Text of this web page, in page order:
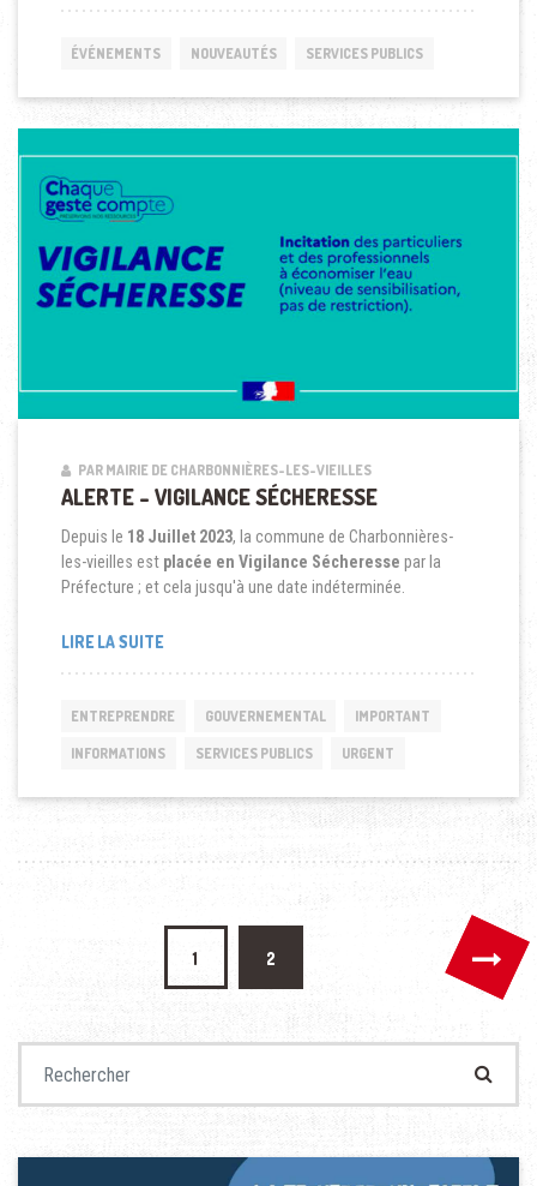
ÉVÉNEMENTS NOUVEAUTÉS SERVICES PUBLICS
PAR MAIRIE DE CHARBONNIÈRES-LES-VIEILLES
ALERTE – VIGILANCE SÉCHERESSE
Depuis le 18 Juillet 2023, la commune de Charbonnières-
les-vieilles est placée en Vigilance Sécheresse par la
Préfecture ; et cela jusqu'à une date indéterminée.
LIRE LA SUITE
ENTREPRENDRE GOUVERNEMENTAL IMPORTANT
INFORMATIONS SERVICES PUBLICS URGENT
Pagination des publications
1 2